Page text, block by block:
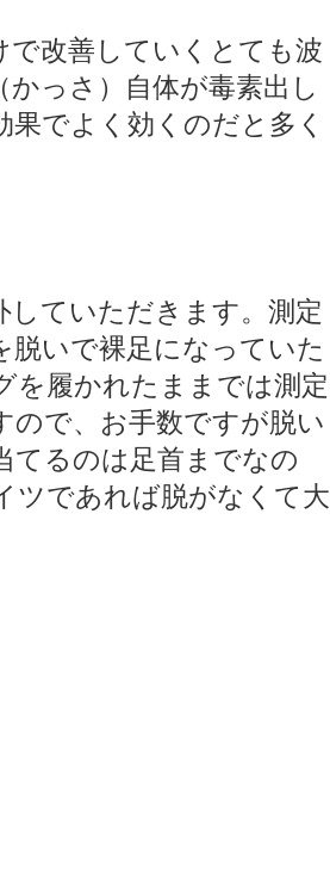
改善していくとても波
っさ）自体が毒素出し
でよく効くのだと多く
ていただきます。測定
脱いで裸足になっていた
を履かれたままでは測定
ので、お手数ですが脱い
てるのは足首までなの
ツであれば脱がなくて大